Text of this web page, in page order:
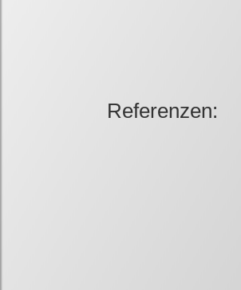
Referenzen: